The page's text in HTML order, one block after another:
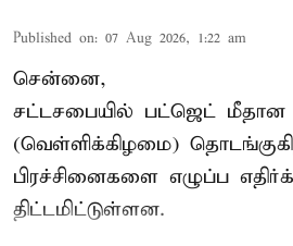
Published on: 07 Aug 2026, 1:22 am
சென்னை,
சட்டசபையில் பட்ஜெட் மீதான
(வெள்ளிக்கிழமை)
பிரச்சினைகளை எழுப்ப
திட்டமிட்டுள்ளன.